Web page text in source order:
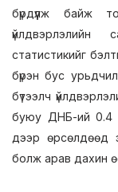
бүрдүүлж байж
үйлдвэрлэлийн
статистикийг
бүрэн бус
бүтээлч
буюу ДНБ-ий 0.4
дээр өрсөлдөөд
болж арав дахин